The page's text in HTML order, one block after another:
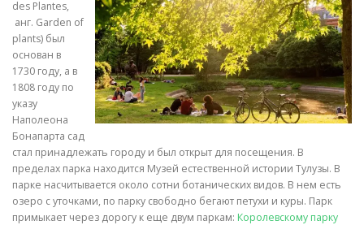
des Plantes,
анг. Garden of
plants) был
основан в
1730 году, а в
1808 году по
указу
Наполеона
Бонапарта сад
стал принадлежать городу и был открыт для посещения. В
пределах парка находится Музей естественной истории Тулузы. В
парке насчитывается около сотни ботанических видов. В нем есть
озеро с уточками, по парку свободно бегают петухи и куры. Парк
примыкает через дорогу к еще двум паркам: Королевскому парку